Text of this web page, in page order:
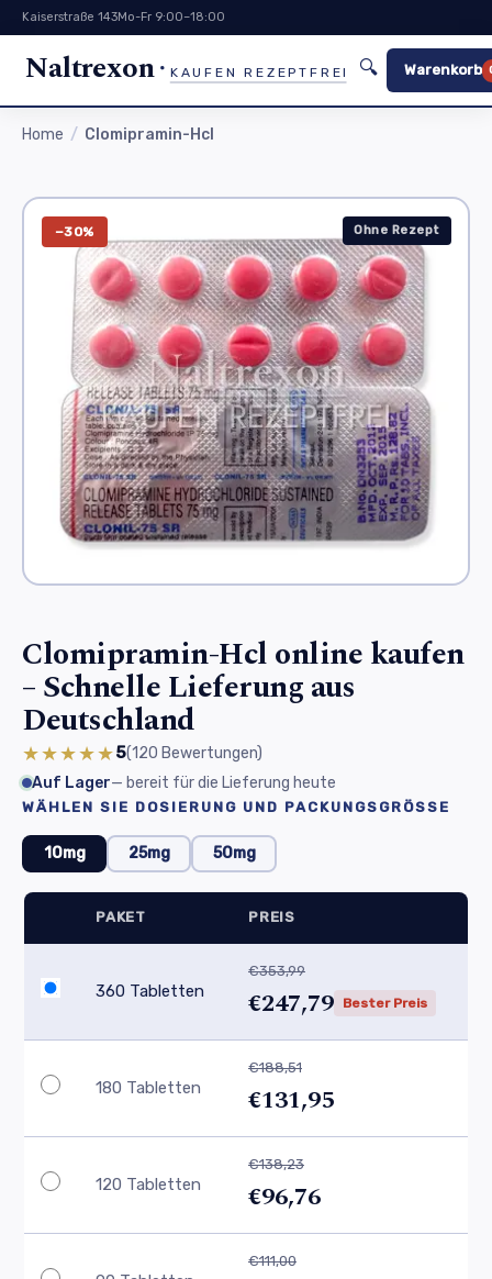
Kaiserstraße 143Mo-Fr 9:00–18:00
Naltrexon KAUFEN REZEPTFREI 🔍 Warenkorb
Home Clomipramin-Hcl
−30% Ohne Rezept
Clomipramin-Hcl online kaufen
– Schnelle Lieferung aus
Deutschland
★★★★★5(120 Bewertungen)
Auf Lager— bereit für die Lieferung heute
WÄHLEN SIE DOSIERUNG UND PACKUNGSGRÖSSE
10mg 25mg 50mg
PAKET PREIS
360 Tabletten
€353,99
€247,79 Bester Preis
180 Tabletten
€188,51
€131,95
120 Tabletten
€138,23
€96,76
€111,00